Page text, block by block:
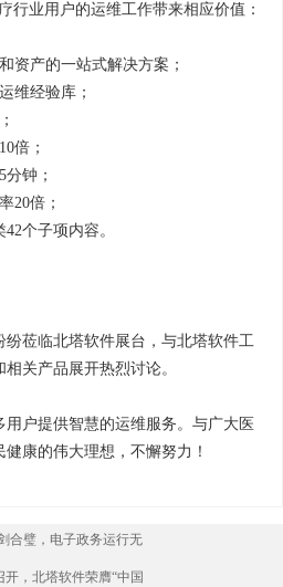
行业用户的运维工作带来相应价值：
资产的一站式解决方案；
维经验库；
倍；
钟；
20倍；
个子项内容。
纷莅临北塔软件展台，与北塔软件工
关产品展开热烈讨论。
户提供智慧的运维服务。与广大医
康的伟大理想，不懈努力！
合璧，电子政务运行无
，北塔软件荣膺“中国